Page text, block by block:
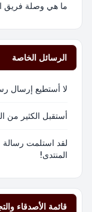
ما هي وصلة فريق
الرسائل الخاصة
لا أستطيع إرسال
أستقبل الكثير من
لقد استلمت
المنتدى!
قائمة الأصدقاء